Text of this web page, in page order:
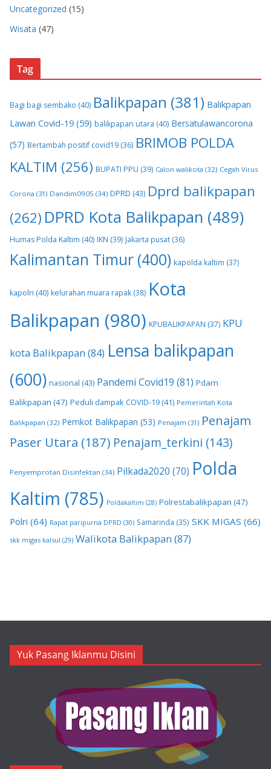
Uncategorized (15)
Wisata (47)
Tag
Bagi bagi sembako (40) Balikpapan (381) Balikpapan
Lawan Covid-19 (59) balikpapan utara (40) Bersatulawancorona
(57) Bertambah positif covid19 (36) BRIMOB POLDA
KALTIM (256) BUPATI PPU (39) Calon walikota (32) Cegah Virus
Corona (31) Dandim0905 (34) DPRD (43) Dprd balikpapan
(262) DPRD Kota Balikpapan (489)
Humas Polda Kaltim (40) IKN (39) Jakarta pusat (36)
Kalimantan Timur (400) kapolda kaltim (37)
kapolri (40) kelurahan muara rapak (38) Kota
Balikpapan (980) KPUBALIKPAPAN (37) KPU
kota Balikpapan (84) Lensa balikpapan
(600) nasional (43) Pandemi Covid19 (81) Pdam
Balikpapan (47) Peduli dampak COVID-19 (41) Pemerintah Kota
Balikpapan (32) Pemkot Balikpapan (53) Penajam (31) Penajam
Paser Utara (187) Penajam_terkini (143)
Penyemprotan Disinfektan (34) Pilkada2020 (70) Polda
Kaltim (785) Poldakaltim (28) Polrestabalikpapan (47)
Polri (64) Rapat paripurna DPRD (30) Samarinda (35) SKK MIGAS (66)
skk migas kalsul (29) Walikota Balikpapan (87)
Yuk Pasang Iklanmu Disini